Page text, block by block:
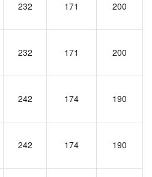
232 171 200
232 171 200
242 174 190
242 174 190